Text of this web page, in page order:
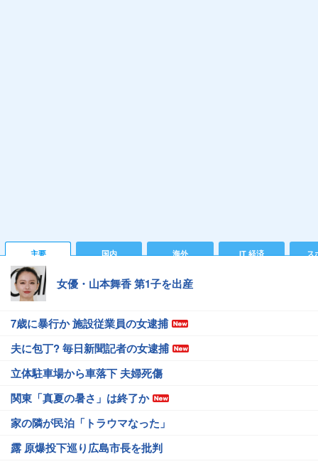
主要 国内 海外 IT 経済 ス
女優・山本舞香 第1子を出産
7歳に暴行か 施設従業員の女逮捕
夫に包丁? 毎日新聞記者の女逮捕
立体駐車場から車落下 夫婦死傷
関東「真夏の暑さ」は終了か
家の隣が民泊「トラウマなった」
露 原爆投下巡り広島市長を批判